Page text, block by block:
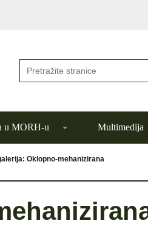
u MORH-u Multimedija
Oklopno-mehanizirana